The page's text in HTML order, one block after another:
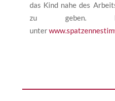
das Kind nahe des
zu geben.
unter